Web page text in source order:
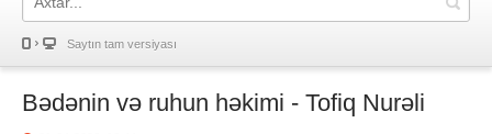
Saytın tam versiyası
Bədənin və ruhun həkimi - Tofiq Nurəli